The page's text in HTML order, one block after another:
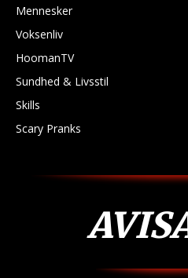
Mennesker
Voksenliv
HoomanTV
Sundhed & Livsstil
Skills
Scary Pranks